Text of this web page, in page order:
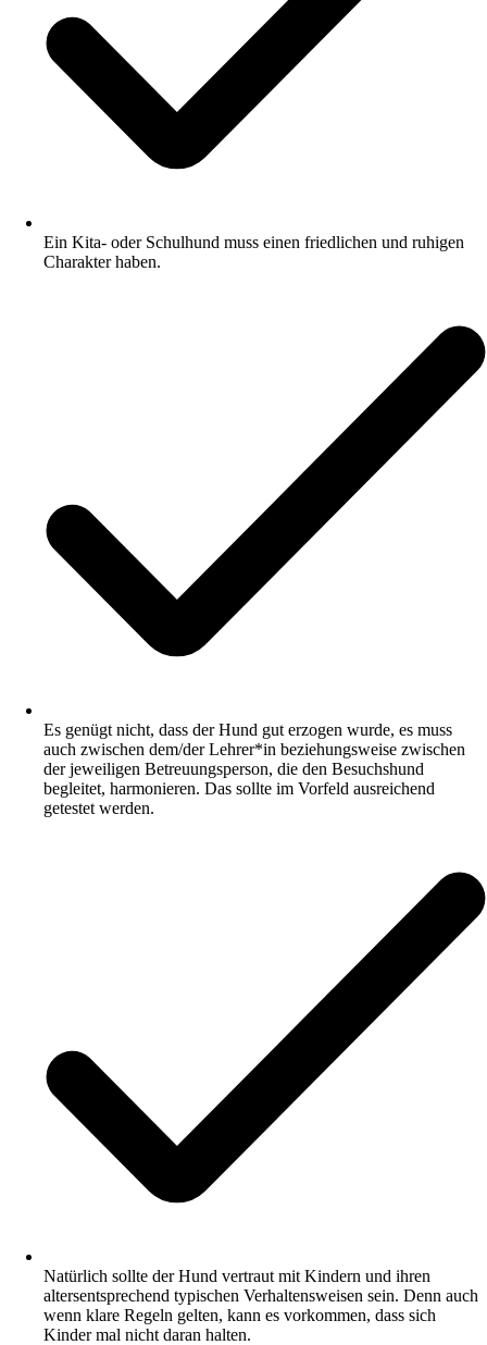
Ein Kita- oder Schulhund muss einen friedlichen und ruhigen
Charakter haben.
Es genügt nicht, dass der Hund gut erzogen wurde, es muss
auch zwischen dem/der Lehrer*in beziehungsweise zwischen
der jeweiligen Betreuungsperson, die den Besuchshund
begleitet, harmonieren. Das sollte im Vorfeld ausreichend
getestet werden.
Natürlich sollte der Hund vertraut mit Kindern und ihren
altersentsprechend typischen Verhaltensweisen sein. Denn auch
wenn klare Regeln gelten, kann es vorkommen, dass sich
Kinder mal nicht daran halten.